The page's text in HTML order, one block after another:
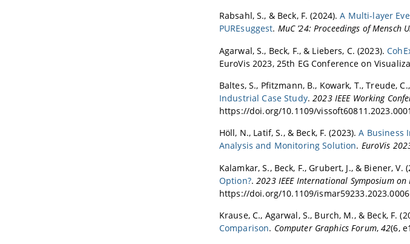
SCAM 2016 Engineering Track
SANER 2016 Tool Track
SCAM 2015 Tool Track
ICSME 2015 ERA
PacificVis 2015 Visualization Notes
ICSME 2014 ERA
ICPC 2014 ERA
Rabsahl, S., & Beck, F. (2024).A Multi-layer
PUREsuggest. MuC ’24: Proceedings of Mensch
Agarwal, S., Beck, F., & Liebers, C. (2023).
EuroVis 2023, 25th EG Conference on
Baltes, S., Pfitzmann, B., Kowark, T., Treude,
Industrial Case Study.2023 IEEE Working
https://doi.org/10.1109/
Höll, N., Latif, S., & Beck, F. (2023).A Business
Analysis and Monitoring Solution. EuroVis
Kalamkar, S., Beck, F., Grubert, J., & Biener, V.
Option?.2023 IEEE International Symposium
https://doi.org/10.1109/
Krause, C., Agarwal, S., Burch, M., & Beck, F.
Comparison. Computer Graphics Forum,42(6,